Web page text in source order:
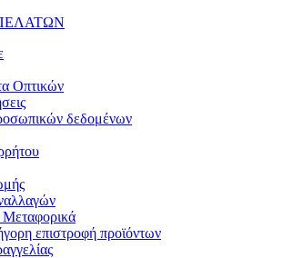
Οπτικών
δεδομένων
επιστροφή προϊόντων